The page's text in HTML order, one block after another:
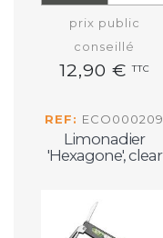
prix public
conseillé
12,90 €TTC
REF: ECO000209
Limonadier
'Hexagone', clear